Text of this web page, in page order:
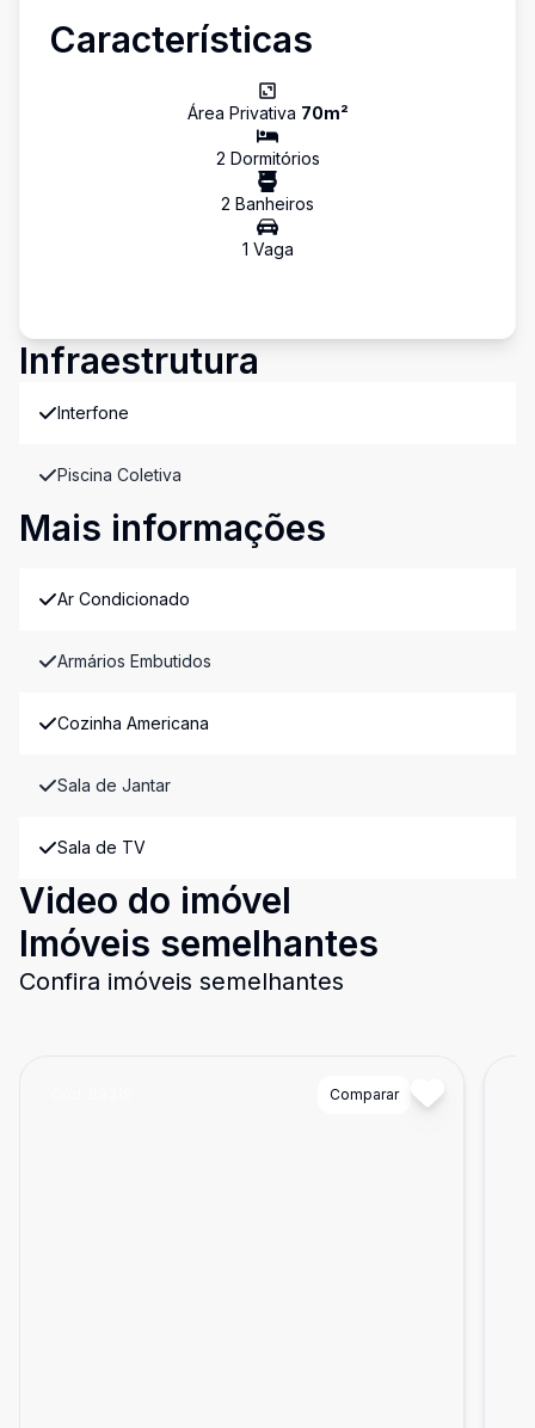
Características
Área Privativa 70m²
2 Dormitórios
2 Banheiros
1 Vaga
Infraestrutura
Interfone
Piscina Coletiva
Mais informações
Ar Condicionado
Armários Embutidos
Cozinha Americana
Sala de Jantar
Sala de TV
Video do imóvel
Imóveis semelhantes
Confira imóveis semelhantes
Comparar